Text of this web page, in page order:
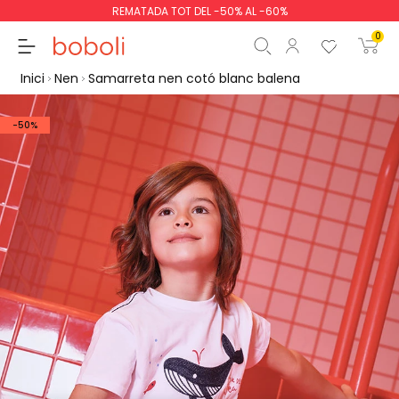
REMATADA TOT DEL -50% AL -60%
0
Subtotal 0,00 €
Total 0,00 €
Continua Començar la
Inici Nen Samarreta nen cotó blanc balena
-50%